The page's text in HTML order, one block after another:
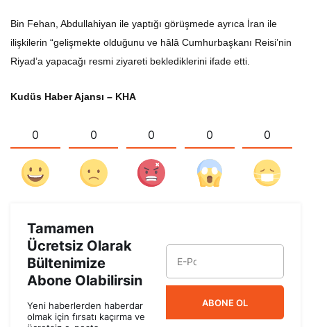
Bin Fehan, Abdullahiyan ile yaptığı görüşmede ayrıca İran ile
ilişkilerin “gelişmekte olduğunu ve hâlâ Cumhurbaşkanı Reisi’nin
Riyad’a yapacağı resmi ziyareti beklediklerini ifade etti.
Kudüs Haber Ajansı – KHA
0 0 0 0 0
Tamamen
Ücretsiz Olarak
Bültenimize
Abone Olabilirsin
Yeni haberlerden haberdar
olmak için fırsatı kaçırma ve
ABONE OL